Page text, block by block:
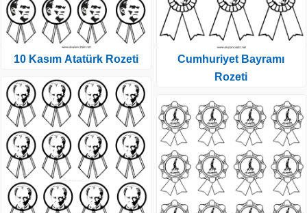
10 Kasım Atatürk Rozeti
Cumhuriyet Bayramı
Rozeti